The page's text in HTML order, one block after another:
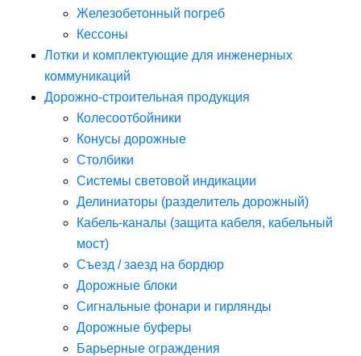
Железобетонный погреб
Кессоны
Лотки и комплектующие для инженерных
коммуникаций
Дорожно-строительная продукция
Колесоотбойники
Конусы дорожные
Столбики
Системы световой индикации
Делиниаторы (разделитель дорожный)
Кабель-каналы (защита кабеля, кабельный
мост)
Съезд / заезд на бордюр
Дорожные блоки
Сигнальные фонари и гирлянды
Дорожные буферы
Барьерные ограждения